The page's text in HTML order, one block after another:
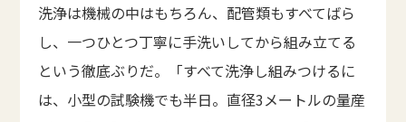
洗浄は機械の中はもちろん、配管類もすべてばら
し、一つひとつ丁寧に手洗いしてから組み立てる
という徹底ぶりだ。「すべて洗浄し組みつけるに
は、小型の試験機でも半日。直径3メートルの量産